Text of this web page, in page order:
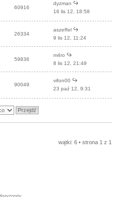
60916
dyzman
16 lis 12, 18:58
26334
aszeffel
9 lis 12, 11:24
59836
m4ro
8 lis 12, 21:49
90049
vifon00
23 paź 12, 9:31
wątki: 6 • strona 1 z 1